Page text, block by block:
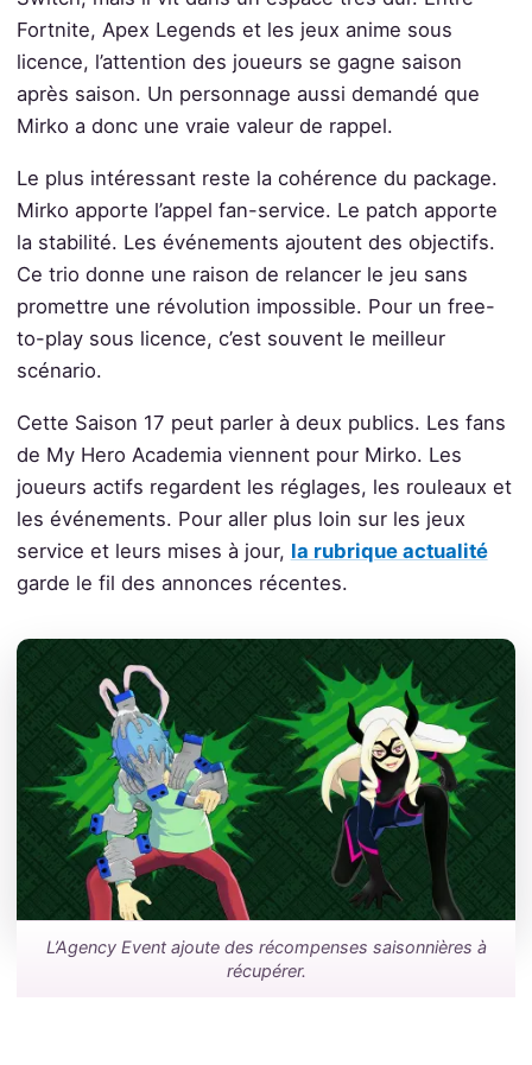
Fortnite, Apex Legends et les jeux anime sous
licence, l’attention des joueurs se gagne saison
après saison. Un personnage aussi demandé que
Mirko a donc une vraie valeur de rappel.
Le plus intéressant reste la cohérence du package.
Mirko apporte l’appel fan-service. Le patch apporte
la stabilité. Les événements ajoutent des objectifs.
Ce trio donne une raison de relancer le jeu sans
promettre une révolution impossible. Pour un free-
to-play sous licence, c’est souvent le meilleur
scénario.
Cette Saison 17 peut parler à deux publics. Les fans
de My Hero Academia viennent pour Mirko. Les
joueurs actifs regardent les réglages, les rouleaux et
les événements. Pour aller plus loin sur les jeux
service et leurs mises à jour, la rubrique actualité
garde le fil des annonces récentes.
L’Agency Event ajoute des récompenses saisonnières à
récupérer.